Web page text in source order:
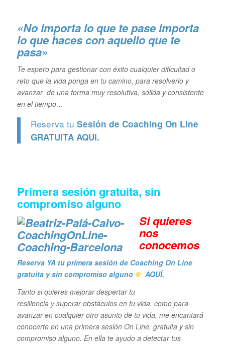
«No importa lo que te pase importa
lo que haces con aquello que te
pasa»
Te espero para gestionar con éxito cualquier dificultad o
reto que la vida ponga en tu camino, para resolverlo y
avanzar de una forma muy resolutiva, sólida y consistente
en el tiempo…
Reserva tu Sesión de Coaching On Line
GRATUITA AQUI.
Primera sesión gratuita, sin
compromiso alguno
Si quieres
nos
conocemos
Reserva YA tu primera sesión de Coaching On Line
gratuita y sin compromiso alguno
AQUÍ.
Tanto si quieres mejorar despertar tu
resiliencia y superar obstáculos en tu vida, como para
avanzar en cualquier otro asunto de tu vida, me encantará
conocerte en una primera sesión On Line, gratuita y sin
compromiso alguno. En ella te ayudo a detectar tus